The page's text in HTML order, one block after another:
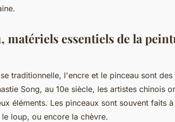
matériels essentiels de la
traditionnelle, l'encre et le pinceau sont des
Song, au 10e siècle, les artistes chinois
éléments. Les pinceaux sont souvent faits
loup, ou encore la chèvre.